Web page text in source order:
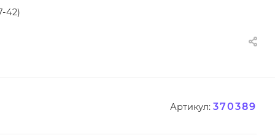
42)
Артикул: 370389